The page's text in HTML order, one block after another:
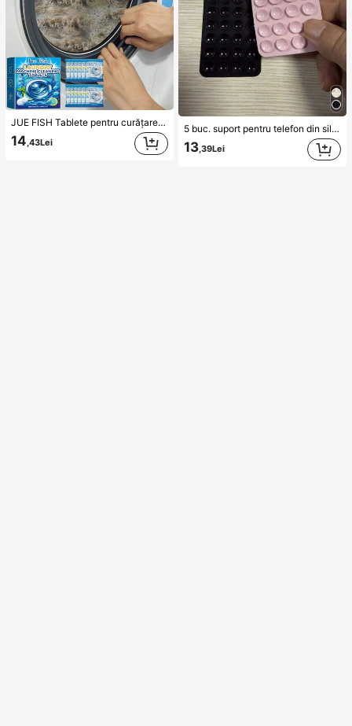
JUE FISH Tablete pentru curățarea mașinii de spălat, formulă de curățare profundă, potrivite pentru mașini de spălat cu încărcare superioară și frontală, elimină mirosurile, petele de apă dură, calcarul, reziduurile de săpun și scămeii, parfum proaspăt de lămâie, întreținere lunară, Home Sanctuary, esențial
14,43Lei
5 buc. suport pentru telefon din silicon cu ventuză, suport lipicios pentru telefon, suport adeziv pentru telefon (înainte de utilizare, vă rugăm să curățați cu atenție suprafața pentru a vă asigura că este curată și plată; așteptați 30 de minute după lipire înainte de utilizare), accesoriu indispensabil
13,39Lei